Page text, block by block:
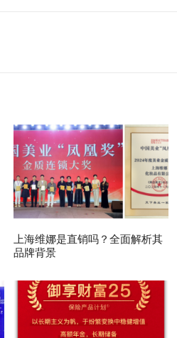
上海维娜是直销吗？全面解析其
品牌背景